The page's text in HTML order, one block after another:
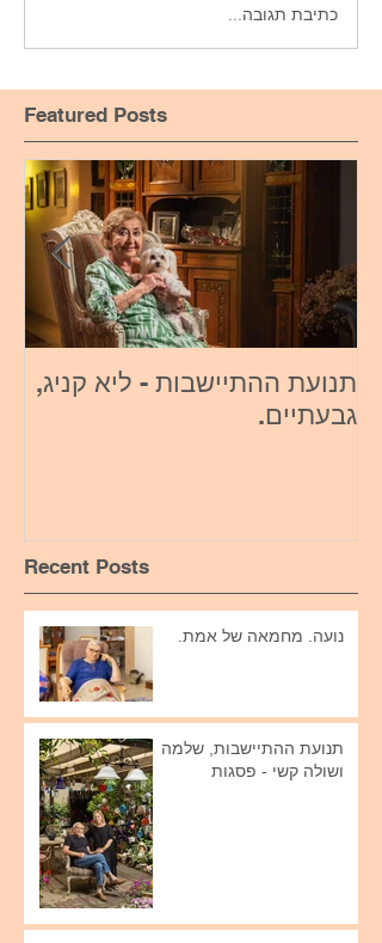
כתיבת תגובה...
Featured Posts
תנועת ההתיישבות - ליא קניג,
גבעתיים.
Recent Posts
נועה. מחמאה של אמת.
תנועת ההתיישבות, שלמה
ושולה קשי - פסגות